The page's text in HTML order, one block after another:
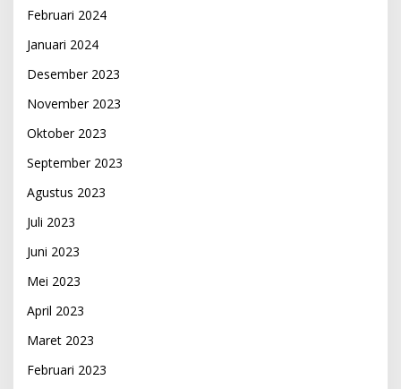
Februari 2024
Januari 2024
Desember 2023
November 2023
Oktober 2023
September 2023
Agustus 2023
Juli 2023
Juni 2023
Mei 2023
April 2023
Maret 2023
Februari 2023